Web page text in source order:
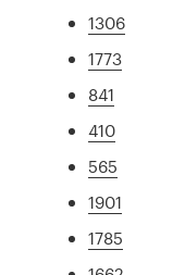
1306
1773
841
410
565
1901
1785